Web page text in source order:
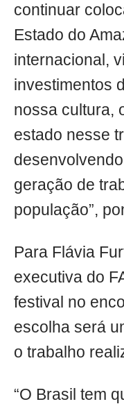
continuar
Estado do
internacional,
investimentos
nossa cultura,
estado nesse
geração de
população”,
Para Flávia
executiva do
festival no
escolha será
o trabalho
“O Brasil tem